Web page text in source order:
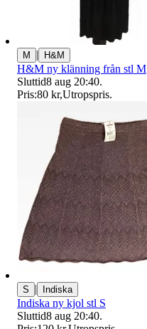
M | H&M
H&M ny klänning från stl M
Sluttid8 aug 20:40.
Pris:80 kr,Utropspris.
S | Indiska
Indiska ny kjol stl S
Sluttid8 aug 20:40.